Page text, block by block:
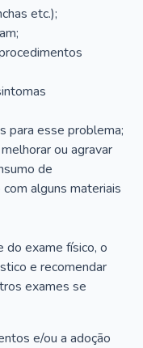
etc.);
para esse problema;
ou agravar
de
alguns materiais
do exame físico, o
e recomendar
exames se
e/ou a adoção